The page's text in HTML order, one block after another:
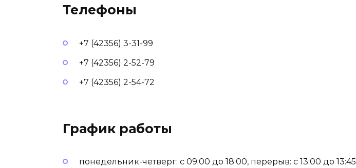
Телефоны
+7 (42356) 3-31-99
+7 (42356) 2-52-79
+7 (42356) 2-54-72
График работы
понедельник-четверг: с 09:00 до 18:00, перерыв: с 13:00 до 13:45